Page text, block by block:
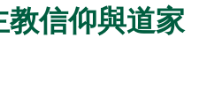
信仰與道家